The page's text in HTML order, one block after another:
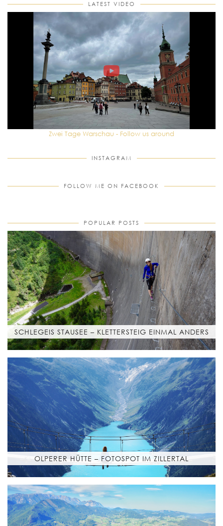
LATEST VIDEO
Zwei Tage Warschau - Follow us around
INSTAGRAM
FOLLOW ME ON FACEBOOK
POPULAR POSTS
SCHLEGEIS STAUSEE – KLETTERSTEIG EINMAL ANDERS
OLPERER HÜTTE – FOTOSPOT IM ZILLERTAL